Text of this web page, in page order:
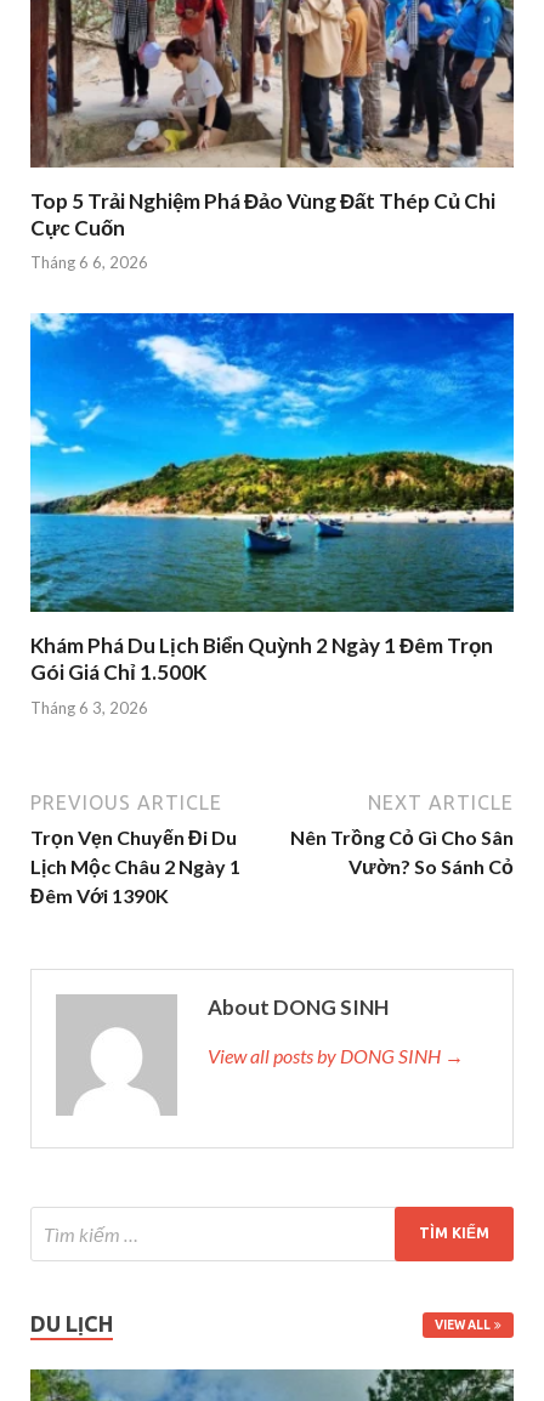
Top 5 Trải Nghiệm Phá Đảo Vùng Đất Thép Củ Chi
Cực Cuốn
Tháng 6 6, 2026
Khám Phá Du Lịch Biển Quỳnh 2 Ngày 1 Đêm Trọn
Gói Giá Chỉ 1.500K
Tháng 6 3, 2026
PREVIOUS ARTICLE
Trọn Vẹn Chuyến Đi Du
Lịch Mộc Châu 2 Ngày 1
Đêm Với 1390K
NEXT ARTICLE
Nên Trồng Cỏ Gì Cho Sân
Vườn? So Sánh Cỏ
About DONG SINH
View all posts by DONG SINH →
DU LỊCH VIEW ALL